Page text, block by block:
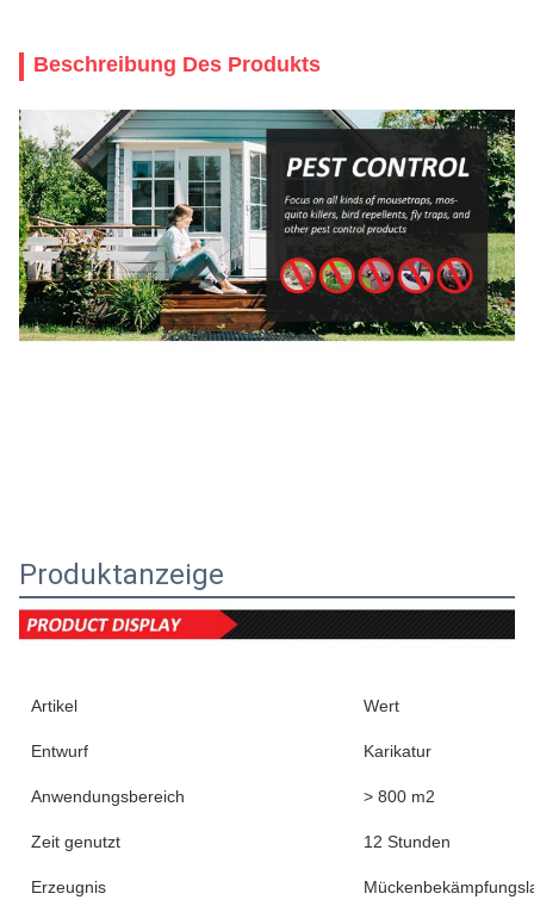
Beschreibung Des Produkts
Produktanzeige
Artikel Wert
Entwurf Karikatur
Anwendungsbereich > 800 m2
Zeit genutzt 12 Stunden
Erzeugnis